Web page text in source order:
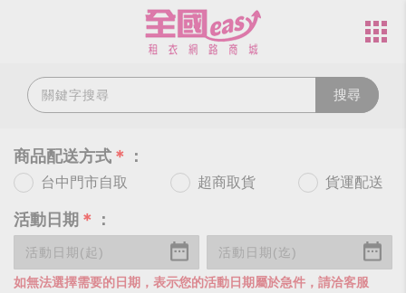
搜尋
商品配送方式 ＊ ：
台中門市自取 超商取貨 貨運配送
活動日期 ＊ ：
如無法選擇需要的日期，表示您的活動日期屬於急件，請洽客服